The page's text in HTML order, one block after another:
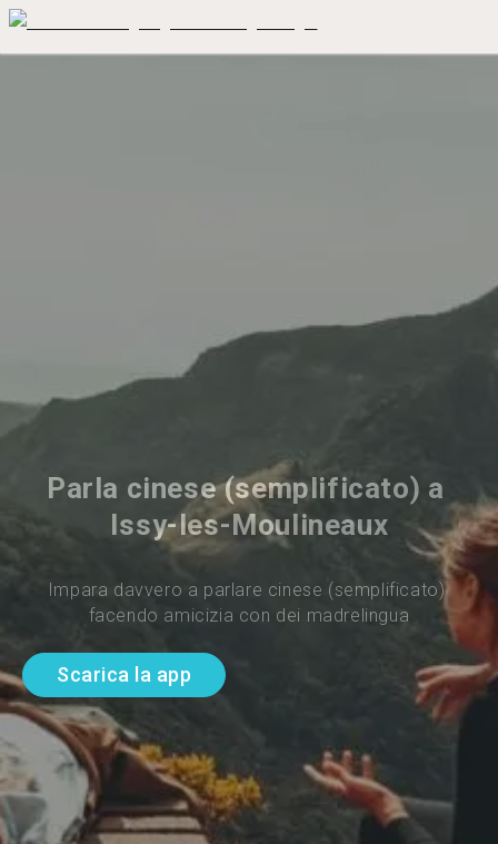
Parla cinese (semplificato) a
Issy-les-Moulineaux
Impara davvero a parlare cinese (semplificato)
facendo amicizia con dei madrelingua
Scarica la app